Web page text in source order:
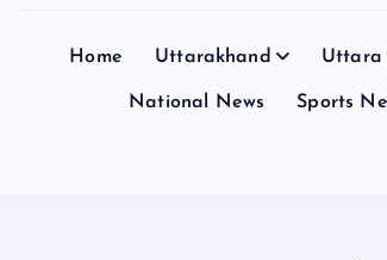
Home Uttarakhand Uttara
National News Sports